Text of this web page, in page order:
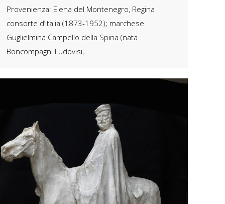
Provenienza: Elena del Montenegro, Regina
consorte d’Italia (1873-1952); marchese
Guglielmina Campello della Spina (nata
Boncompagni Ludovisi,…